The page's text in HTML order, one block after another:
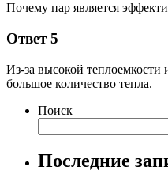
Почему пар является
Ответ 5
Из-за высокой теплоемкости
большое количество тепла.
Поиск
Последние